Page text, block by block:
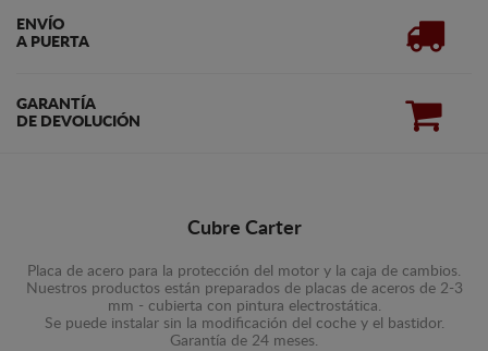
ENVÍO
A PUERTA
GARANTÍA
DE DEVOLUCIÓN
Cubre Carter
Placa de acero para la protección del motor y la caja de cambios.
Nuestros productos están preparados de placas de aceros de 2-3
mm - cubierta con pintura electrostática.
Se puede instalar sin la modificación del coche y el bastidor.
Garantía de 24 meses.